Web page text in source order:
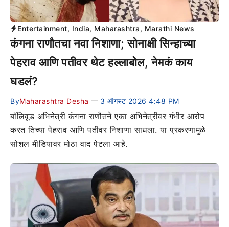
Entertainment, India, Maharashtra, Marathi News
कंगना राणौतचा नवा निशाणा; सोनाक्षी सिन्हाच्या
पेहराव आणि पतीवर थेट हल्लाबोल, नेमकं काय
घडलं?
ByMaharashtra Desha — 3 ऑगस्ट 2026 4:48 PM
बॉलिवूड अभिनेत्री कंगना राणौतने एका अभिनेत्रीवर गंभीर आरोप
करत तिच्या पेहराव आणि पतीवर निशाणा साधला. या प्रकरणामुळे
सोशल मीडियावर मोठा वाद पेटला आहे.